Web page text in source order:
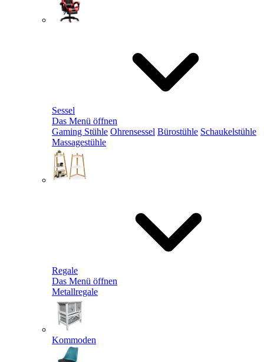
Sessel
Das Menü öffnen
Gaming Stühle Ohrensessel Bürostühle Schaukelstühle
Massagestühle
Regale
Das Menü öffnen
Metallregale
Kommoden